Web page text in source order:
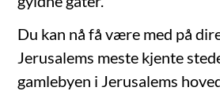
Du kan nå få være med på
Jerusalems meste kjente
gamlebyen i Jerusalems